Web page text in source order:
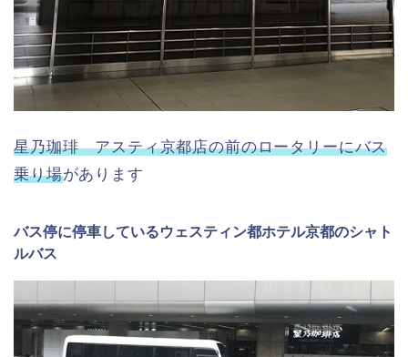
星乃珈琲 アスティ京都店の前のロータリーにバス
乗り場があります
バス停に停車しているウェスティン都ホテル京都のシャト
ルバス